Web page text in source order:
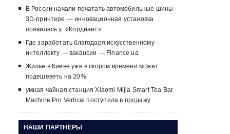
В России начали печатать автомобильные шины
3D-принтере — инновационная установка
появилась у «Кордиант»
Где заработать благодаря искусственному
интеллекту — вакансии — Finance.ua
Жилье в Киеве уже в скором времени может
подешеветь на 20%
умная чайная станция Xiaomi Mijia Smart Tea Bar
Machine Pro Vertical поступила в продажу
НАШИ ПАРТНЁРЫ